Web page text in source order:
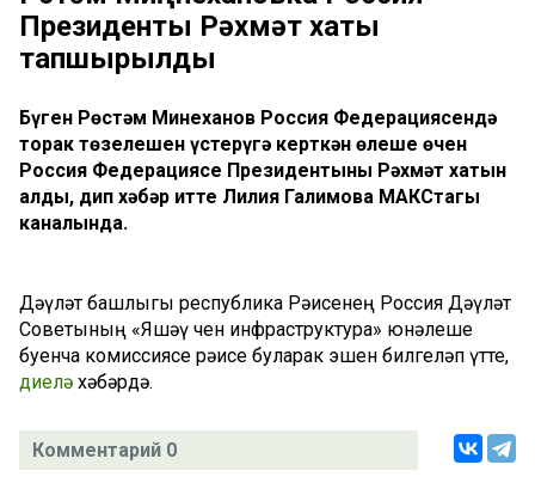
Президенты Рәхмәт хаты
тапшырылды
Бүген Рөстәм Миңнеханов Россия Федерациясендә
торак төзелешен үстерүгә керткән өлеше өчен
Россия Федерациясе Президентының Рәхмәт хатын
алды, дип хәбәр итте Лилия Галимова МАКСтагы
каналында.
Дәүләт башлыгы республика Рәисенең Россия Дәүләт
Советының «Яшәү өчен инфраструктура» юнәлеше
буенча комиссиясе рәисе буларак эшен билгеләп үтте,
диелә хәбәрдә.
Комментарий 0